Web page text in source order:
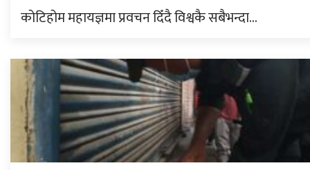
कोटिहोम महायज्ञमा प्रवचन दिँदै विश्वकै सबैभन्दा…